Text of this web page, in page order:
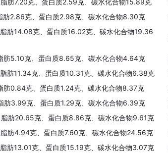
肪7.20克、蛋白质2.59克、碳水化合物15.89克
肪2.86克、蛋白质2.98克、碳水化合物8.30克
肪14.08克、蛋白质16.02克、碳水化合物19.36
肪5.10克、蛋白质8.65克、碳水化合物4.64克
肪11.34克、蛋白质10.31克、碳水化合物6.38克
肪0.84克、蛋白质1.24克、碳水化合物8.37克
肪3.99克、蛋白质1.29克、碳水化合物6.39克
肪20.65克、蛋白质8.86克、碳水化合物9.61克
肪4.94克、蛋白质7.60克、碳水化合物24.56克
肪13.01克、蛋白质15.19克、碳水化合物3.07克